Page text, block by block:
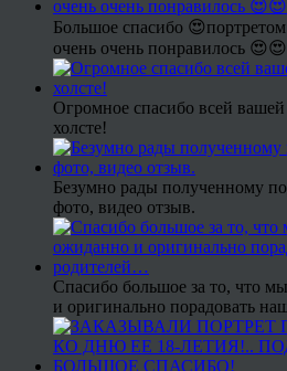
Большое спасибо
очень очень понравилось 😍😍
Огромное спасибо всей вашей
холсте!
Безумно рады полученному
фото, видео отзыв.
Спасибо большое за то, что
и оригинально порадовать